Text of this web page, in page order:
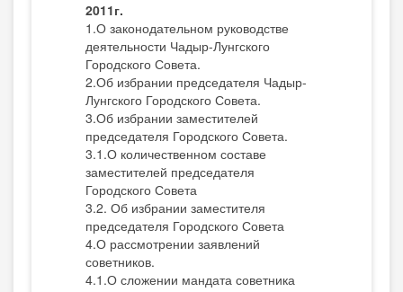
2011г.
1.О законодательном руководстве
деятельности Чадыр-Лунгского
Городского Совета.
2.Об избрании председателя Чадыр-
Лунгского Городского Совета.
3.Об избрании заместителей
председателя Городского Совета.
3.1.О количественном составе
заместителей председателя
Городского Совета
3.2. Об избрании заместителя
председателя Городского Совета
4.О рассмотрении заявлений
советников.
4.1.О сложении мандата советника